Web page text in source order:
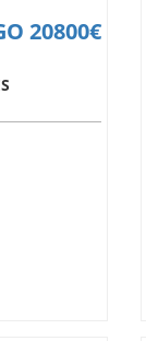
20800€